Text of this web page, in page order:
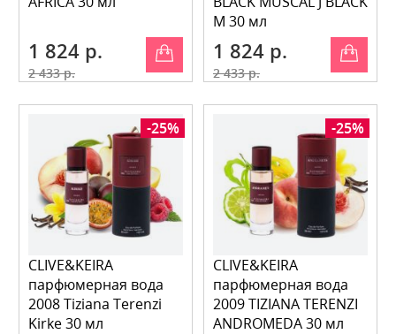
1 824 р.
2 433 р.
M 30 мл
1 824 р.
2 433 р.
-25%
CLIVE&KEIRA
парфюмерная вода
2008 Tiziana Terenzi
Kirke 30 мл
-25%
CLIVE&KEIRA
парфюмерная вода
2009 TIZIANA TERENZI
ANDROMEDA 30 мл